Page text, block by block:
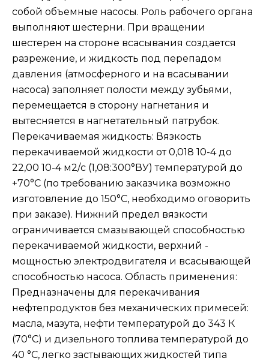
собой объемные насосы. Роль рабочего органа
выполняют шестерни. При вращении
шестерен на стороне всасывания создается
разрежение, и жидкость под перепадом
давления (атмосферного и на всасывании
насоса) заполняет полости между зубьями,
перемещается в сторону нагнетания и
вытесняется в нагнетательный патрубок.
Перекачиваемая жидкость: Вязкость
перекачиваемой жидкости от 0,018 10-4 до
22,00 10-4 м2/с (1,08:300°ВУ) температурой до
+70°С (по требованию заказчика возможно
изготовление до 150°С, необходимо оговорить
при заказе). Нижний предел вязкости
ограничивается смазывающей способностью
перекачиваемой жидкости, верхний -
мощностью электродвигателя и всасывающей
способностью насоса. Область применения:
Предназначены для перекачивания
нефтепродуктов без механических примесей:
масла, мазута, нефти температурой до 343 К
(70°C) и дизельного топлива температурой до
40 °C, легко застывающих жидкостей типа